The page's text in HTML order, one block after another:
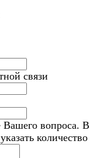
связи
вопроса.